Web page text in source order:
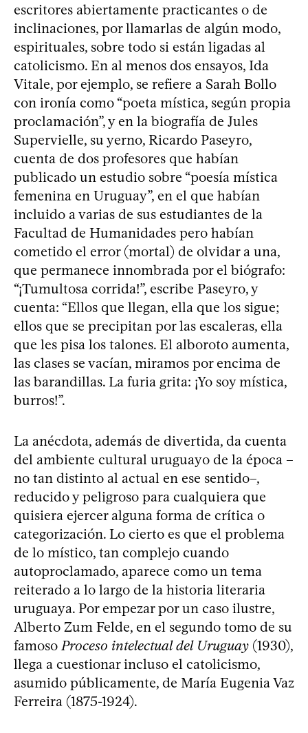
escritores abiertamente practicantes o de
inclinaciones, por llamarlas de algún modo,
espirituales, sobre todo si están ligadas al
catolicismo. En al menos dos ensayos, Ida
Vitale, por ejemplo, se refiere a Sarah Bollo
con ironía como “poeta mística, según propia
proclamación”, y en la biografía de Jules
Supervielle, su yerno, Ricardo Paseyro,
cuenta de dos profesores que habían
publicado un estudio sobre “poesía mística
femenina en Uruguay”, en el que habían
incluido a varias de sus estudiantes de la
Facultad de Humanidades pero habían
cometido el error (mortal) de olvidar a una,
que permanece innombrada por el biógrafo:
“¡Tumultosa corrida!”, escribe Paseyro, y
cuenta: “Ellos que llegan, ella que los sigue;
ellos que se precipitan por las escaleras, ella
que les pisa los talones. El alboroto aumenta,
las clases se vacían, miramos por encima de
las barandillas. La furia grita: ¡Yo soy mística,
burros!”.
La anécdota, además de divertida, da cuenta
del ambiente cultural uruguayo de la época –
no tan distinto al actual en ese sentido–,
reducido y peligroso para cualquiera que
quisiera ejercer alguna forma de crítica o
categorización. Lo cierto es que el problema
de lo místico, tan complejo cuando
autoproclamado, aparece como un tema
reiterado a lo largo de la historia literaria
uruguaya. Por empezar por un caso ilustre,
Alberto Zum Felde, en el segundo tomo de su
famoso Proceso intelectual del Uruguay (1930),
llega a cuestionar incluso el catolicismo,
asumido públicamente, de María Eugenia Vaz
Ferreira (1875-1924).